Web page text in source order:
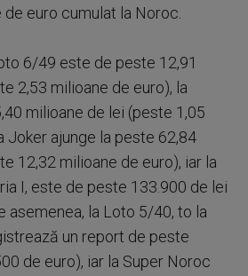
euro cumulat la Noroc.
6/49 este de peste 12,91
2,53 milioane de euro), la
milioane de lei (peste 1,05
Joker ajunge la peste 62,84
12,32 milioane de euro), iar la
I, este de peste 133.900 de lei
asemenea, la Loto 5/40, to la
un report de peste
de euro), iar la Super Noroc